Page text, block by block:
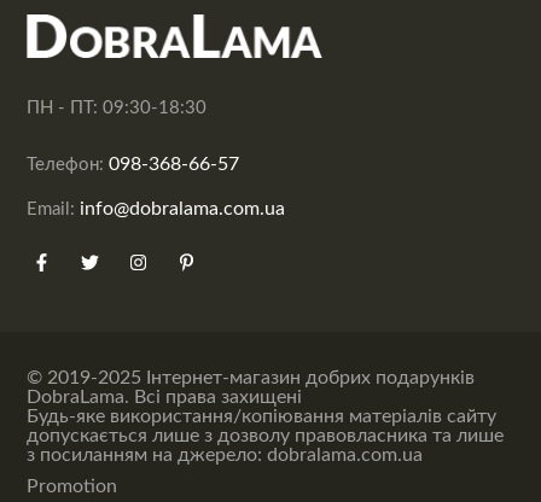
ПН - ПТ: 09:30-18:30
Телефон:098-368-66-57
Email: info@dobralama.com.ua
© 2019-2025 Інтернет-магазин добрих подарунків
DobraLama. Всі права захищені
Будь-яке використання/копіювання матеріалів сайту
допускається лише з дозволу правовласника та лише
з посиланням на джерело: dobralama.com.ua
Promotion